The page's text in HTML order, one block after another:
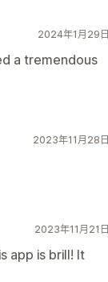
2024年1月29日
a tremendous
2023年11月28日
2023年11月21日
app is brill! It